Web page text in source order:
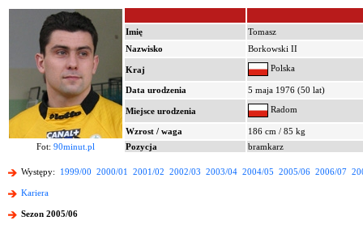
Imię
Tomasz
Nazwisko
Borkowski II
Kraj Polska
Data urodzenia 5 maja 1976 (50 lat)
Miejsce urodzenia Radom
Wzrost / waga
186 cm / 85 kg
Fot: 90minut.pl Pozycja bramkarz
Występy: 1999/00 2000/01 2001/02 2002/03 2003/04 2004/05 2005/06 2006/07
Kariera
Sezon 2005/06